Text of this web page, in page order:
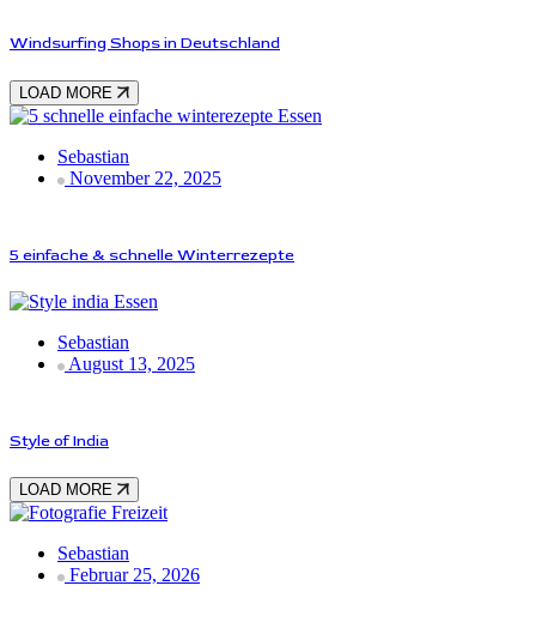
Windsurfing Shops in Deutschland
LOAD MORE
Essen
Sebastian
November 22, 2025
5 einfache & schnelle Winterrezepte
Essen
Sebastian
August 13, 2025
Style of India
LOAD MORE
Freizeit
Sebastian
Februar 25, 2026